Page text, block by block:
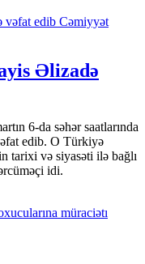
Cəmiyyət
Əlizadə
6-da səhər saatlarında
edib. O Türkiyə
tarixi və siyasəti ilə bağlı
idi.